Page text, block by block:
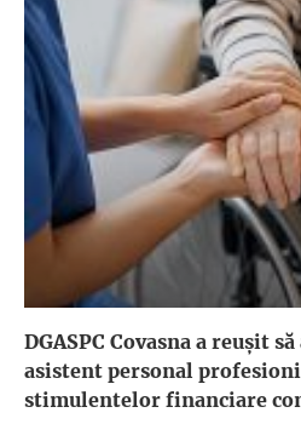
DGASPC Covasna a reuşit
asistent personal
stimulentelor financiare